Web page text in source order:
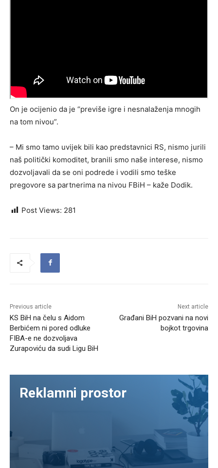
On je ocijenio da je “previše igre i nesnalaženja mnogih
na tom nivou”.
– Mi smo tamo uvijek bili kao predstavnici RS, nismo jurili
naš politički komoditet, branili smo naše interese, nismo
dozvoljavali da se oni podrede i vodili smo teške
pregovore sa partnerima na nivou FBiH – kaže Dodik.
Post Views: 281
Previous article
KS BiH na čelu s Aidom
Berbićem ni pored odluke
FIBA-e ne dozvoljava
Zurapoviću da sudi Ligu BiH
Next article
Građani BiH pozvani na novi
bojkot trgovina
Reklamni prostor